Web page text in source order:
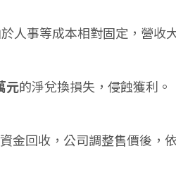
人事等成本相對固定，營收
元的淨兌換損失，侵蝕獲利。
金回收，公司調整售價後，